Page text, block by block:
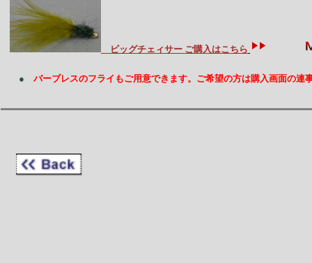
ビッグチェィサー ご購入はこちら
● バーブレスのフライもご用意できます。ご希望の方は購入画面の連